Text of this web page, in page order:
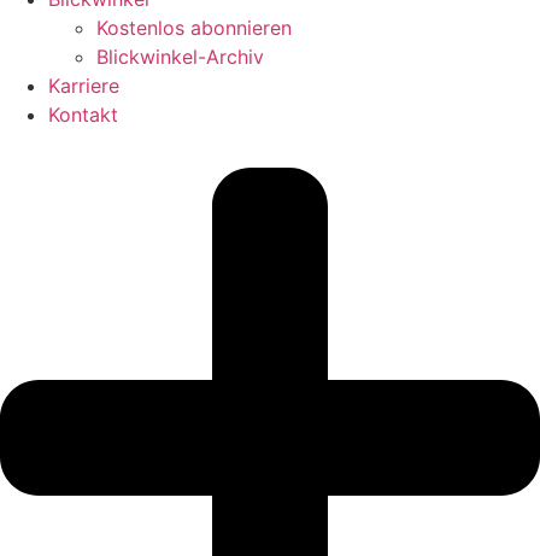
Kostenlos abonnieren
Blickwinkel-Archiv
Karriere
Kontakt